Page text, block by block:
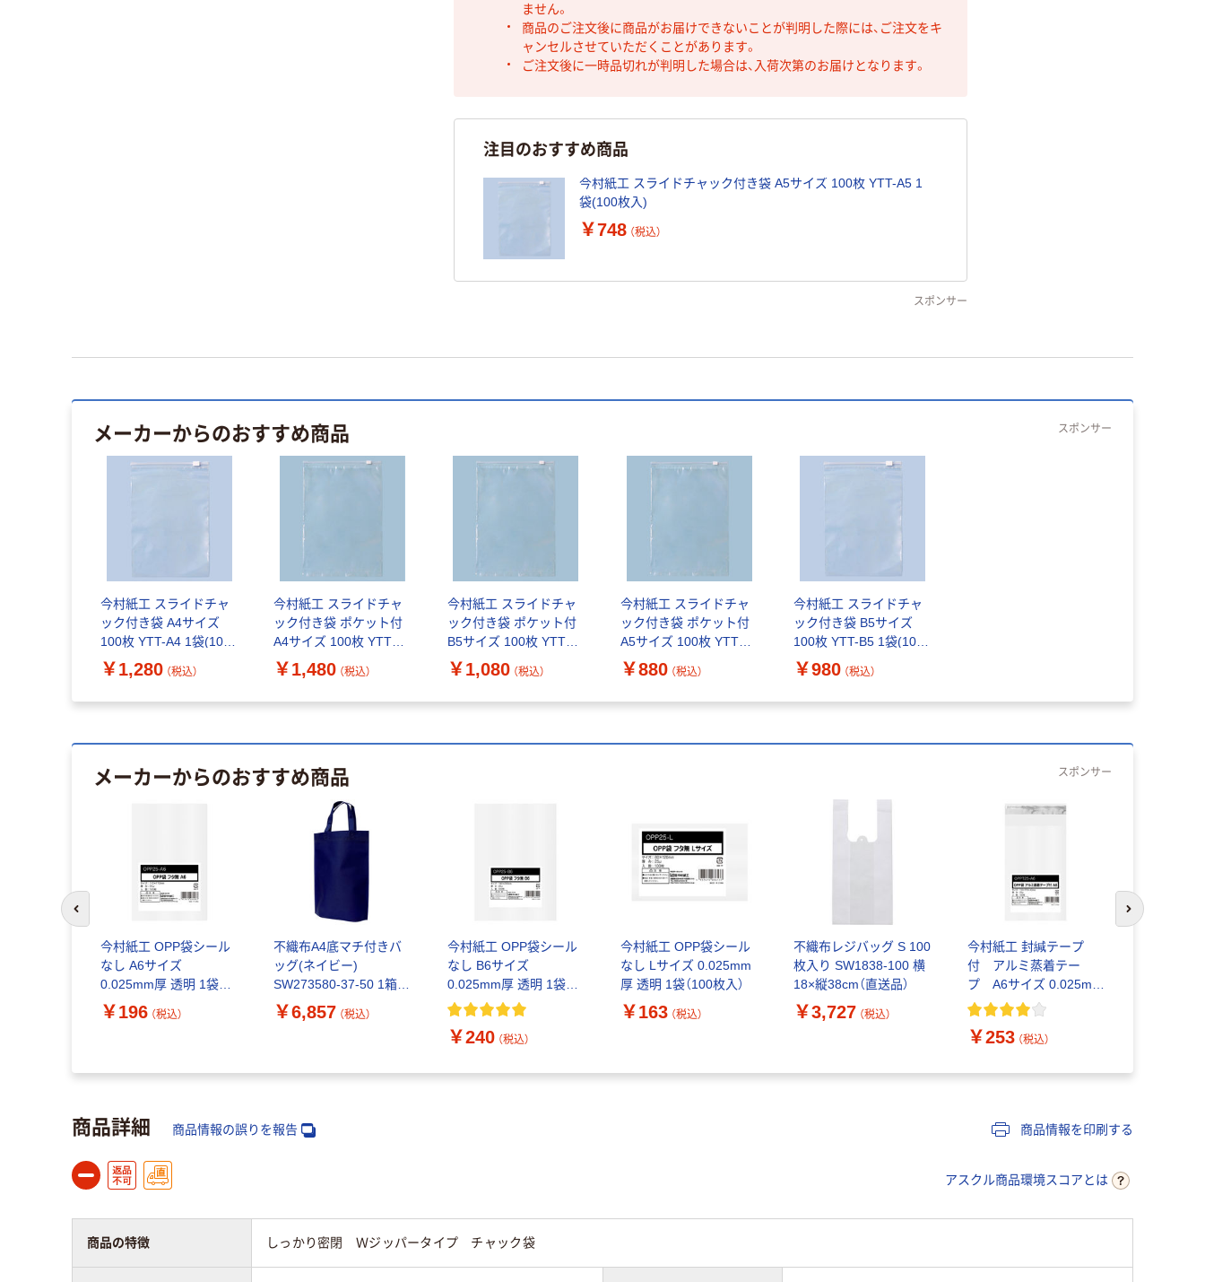
ません。
商品のご注文後に商品がお届けできないことが判明した際には、ご注文をキ
ャンセルさせていただくことがあります。
ご注文後に一時品切れが判明した場合は、入荷次第のお届けとなります。
注目のおすすめ商品
今村紙工 スライドチャック付き袋 A5サイズ 100枚 YTT-A5 1
袋(100枚入)
￥748 （税込）
スポンサー
メーカーからのおすすめ商品 スポンサー
今村紙工 スライドチャ
ック付き袋 A4サイズ
100枚 YTT-A4 1袋(100
枚入)
￥1,280 （税込）
今村紙工 スライドチャ
ック付き袋 ポケット付
A4サイズ 100枚 YTTF-
A4 1袋(100枚入)
￥1,480 （税込）
今村紙工 スライドチャ
ック付き袋 ポケット付
B5サイズ 100枚 YTTF-
B5 1袋(100枚入)
￥1,080 （税込）
今村紙工 スライドチャ
ック付き袋 ポケット付
A5サイズ 100枚 YTTF-
A5 1袋(100枚入)
￥880 （税込）
今村紙工 スライドチャ
ック付き袋 B5サイズ
100枚 YTT-B5 1袋(100
枚入)
￥980 （税込）
メーカーからのおすすめ商品 スポンサー
今村紙工 OPP袋シール
なし A6サイズ
0.025mm厚 透明 1袋
（100枚入）
￥196 （税込）
不織布A4底マチ付きバ
ッグ(ネイビー)
SW273580-37-50 1箱
（50枚）（直送品）
￥6,857 （税込）
今村紙工 OPP袋シール
なし B6サイズ
0.025mm厚 透明 1袋
（100枚入）
￥240 （税込）
今村紙工 OPP袋シール
なし Lサイズ 0.025mm
厚 透明 1袋（100枚入）
￥163 （税込）
不織布レジバッグ S 100
枚入り SW1838-100 横
18×縦38cm（直送品）
￥3,727 （税込）
今村紙工 封緘テープ
付 アルミ蒸着テー
プ A6サイズ 0.025mm
透明 1袋（100枚）
￥253 （税込）
次のスライド
商品詳細 商品情報の誤りを報告 商品情報を印刷する
アスクル商品環境スコアとは
商品の特徴 しっかり密閉 Ｗジッパータイプ チャック袋